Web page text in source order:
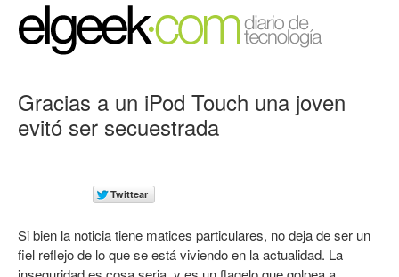
Gracias a un iPod Touch una joven
evitó ser secuestrada
Si bien la noticia tiene matices particulares, no deja de ser un
fiel reflejo de lo que se está viviendo en la actualidad. La